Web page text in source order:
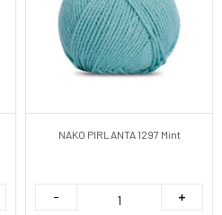
NAKO PIRLANTA 1297 Mint